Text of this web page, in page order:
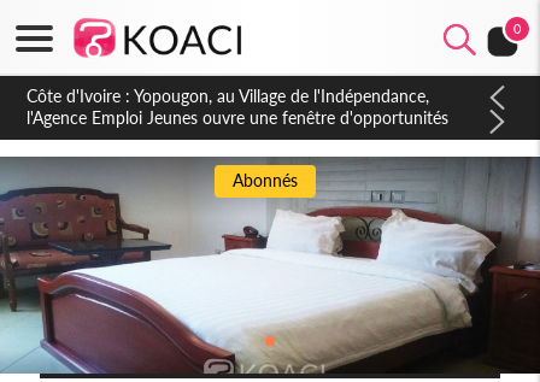
0
Côte d'Ivoire : Yopougon, au Village de l'Indépendance,
l'Agence Emploi Jeunes ouvre une fenêtre d'opportunités
pour la jeunesse ivoirienne
Abonnés